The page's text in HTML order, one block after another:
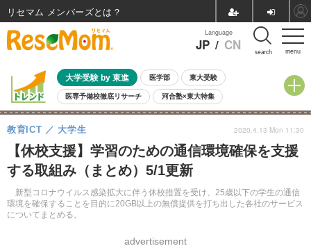
menu
Language
JP / CN search
大学受験 by 東進 医学部 東大受験
医専予備校徹底リサーチ 河合塾×東大特集
親子で考える大学選び 高校受験 中学受験 小学校受験
共通テスト 夏休み
8月開催イベント・WS 全国公立高校 過去問 人気記事
自由研究教材（小学生向け） 自由研究教材（中学生向け）
【休校支援】学習のための通信環境確保を支援
する取組み（まとめ）5/1更新
新型コロナウイルス感染拡大に伴う休校措置を受け、25歳以下の学生の通信
環境を確保することを目的に20GB以上の無償提供を打ち出した各社のサービス
についてまとめる。
教育ICT 大学生
advertisement
2020.4.13 Mon 11:30
リセマム メンバーズ